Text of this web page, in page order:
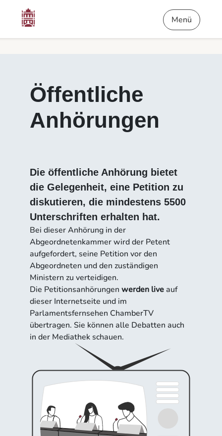
Öffentliche Anhörungen - Die Petitionen
Menü
Öffentliche
Anhörungen
Die öffentliche Anhörung bietet
die Gelegenheit, eine Petition zu
diskutieren, die mindestens 5500
Unterschriften erhalten hat.
Bei dieser Anhörung in der
Abgeordnetenkammer wird der Petent
aufgefordert, seine Petition vor den
Abgeordneten und den zuständigen
Ministern zu verteidigen.
Die Petitionsanhörungen werden liveauf
dieser Internetseite und im
Parlamentsfernsehen ChamberTV
übertragen. Sie können alle Debatten auch
in der Mediathek schauen.